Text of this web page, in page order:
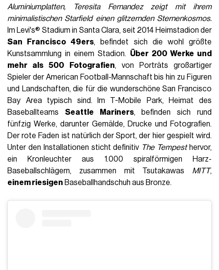
Aluminiumplatten, Teresita Fernandez zeigt mit ihrem
minimalistischen Starfield einen glitzernden Sternenkosmos.
Im Levi's® Stadium in Santa Clara, seit 2014 Heimstadion der
San Francisco 49ers, befindet sich die wohl größte
Kunstsammlung in einem Stadion. Über 200 Werke und
mehr als 500 Fotografien, von Porträts großartiger
Spieler der American Football-Mannschaft bis hin zu Figuren
und Landschaften, die für die wunderschöne San Francisco
Bay Area typisch sind. Im T-Mobile Park, Heimat des
Baseballteams Seattle Mariners, befinden sich rund
fünfzig Werke, darunter Gemälde, Drucke und Fotografien.
Der rote Faden ist natürlich der Sport, der hier gespielt wird.
Unter den Installationen sticht definitiv The Tempesthervor,
ein Kronleuchter aus 1.000 spiralförmigen Harz-
Baseballschlägern, zusammen mit Tsutakawas MITT,
einem riesigen Baseballhandschuh aus Bronze.